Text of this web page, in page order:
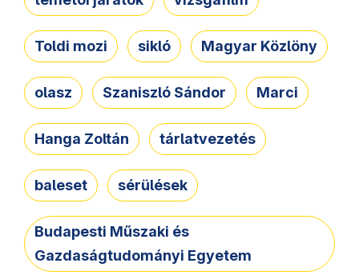
Toldi mozi sikló Magyar Közlöny
olasz Szaniszló Sándor Marci
Hanga Zoltán tárlatvezetés
baleset sérülések
Budapesti Műszaki és
Gazdaságtudományi Egyetem